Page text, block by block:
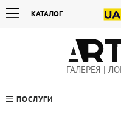
КАТАЛОГ
ГАЛЕРЕЯ |
ПОСЛУГИ